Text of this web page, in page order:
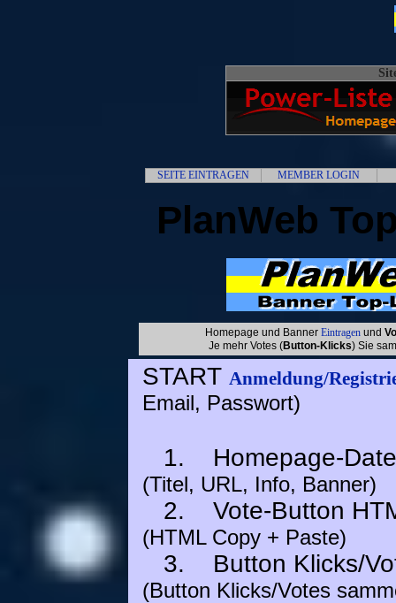
SEITE EINTRAGEN MEMBER LOGIN
PlanWeb
Homepage und Banner Eintragenund
Je mehr Votes (Button-Klicks) Sie
START Anmeldung/
Email, Passwort)
1. Homepage-
(Titel, URL, Info, Banner)
2. Vote-Button
(HTML Copy + Paste)
3. Button Klicks/
(Button Klicks/Votes